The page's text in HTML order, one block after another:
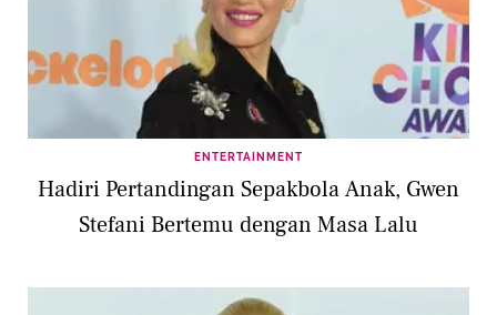
ENTERTAINMENT
Hadiri Pertandingan Sepakbola Anak, Gwen
Stefani Bertemu dengan Masa Lalu